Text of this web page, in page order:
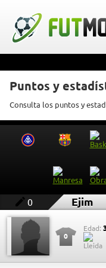
Puntos y
Consulta los puntos y
0 Ejim
0
Edad: